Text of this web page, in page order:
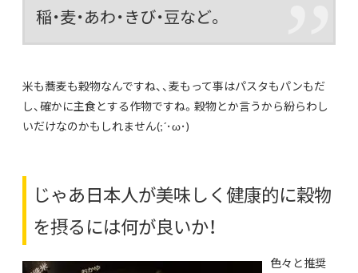
稲・麦・あわ・きび・豆など。
米も蕎麦も穀物なんですね、、麦もって事はパスタもパンもだ
し、確かに主食とする作物ですね。穀物とか言うから紛らわし
いだけなのかもしれません(;´･ω･)
じゃあ日本人が美味しく健康的に穀物
を摂るには何が良いか！
色々と推奨